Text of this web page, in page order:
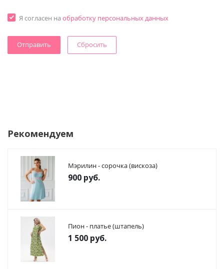
Я согласен на обработку персональных данных
Сбросить
Рекомендуем
Мэрилин - сорочка (вискоза)
900 руб.
Пион - платье (штапель)
1 500 руб.